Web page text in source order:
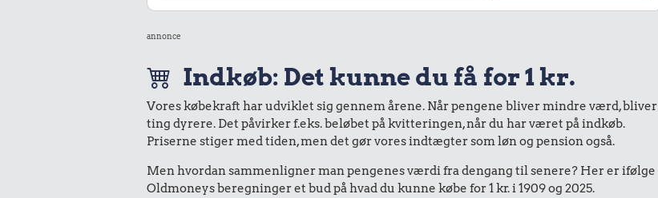
annonce
Indkøb: Det kunne du få for 1 kr.
Vores købekraft har udviklet sig gennem årene. Når pengene bliver mindre værd, bliver
ting dyrere. Det påvirker f.eks. beløbet på kvitteringen, når du har været på indkøb.
Priserne stiger med tiden, men det gør vores indtægter som løn og pension også.
Men hvordan sammenligner man pengenes værdi fra dengang til senere? Her er ifølge
Oldmoneys beregninger et bud på hvad du kunne købe for 1 kr. i 1909 og 2025.